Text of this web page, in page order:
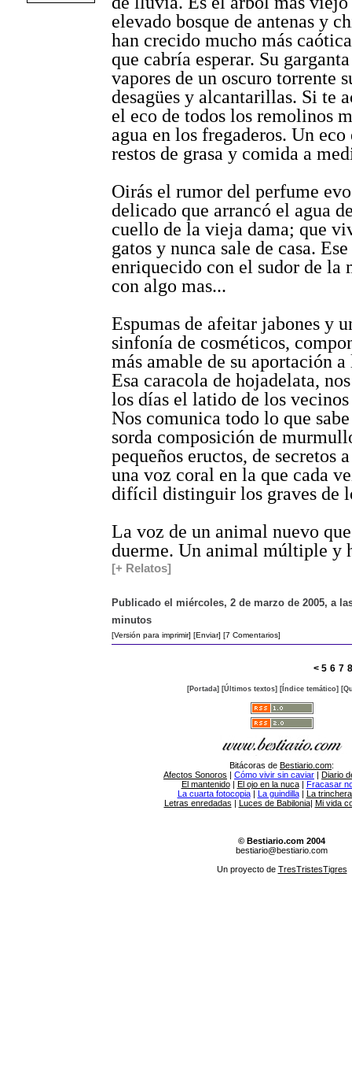
elevado bosque de antenas y
han crecido mucho más
que cabría esperar. Su
vapores de un oscuro torrente
desagües y alcantarillas. Si te
el eco de todos los remolinos
agua en los fregaderos. Un eco
restos de grasa y comida a
Oirás el rumor del perfume
delicado que arrancó el agua
cuello de la vieja dama; que
gatos y nunca sale de casa.
enriquecido con el sudor de la
con algo mas...
Espumas de afeitar jabones y
sinfonía de cosméticos,
más amable de su aportación
Esa caracola de hojadelata,
los días el latido de los vecinos
Nos comunica todo lo que
sorda composición de
pequeños eructos, de secretos
una voz coral en la que cada
difícil distinguir los graves de
La voz de un animal nuevo
duerme. Un animal múltiple y
[+ Relatos]
Publicado el miércoles, 2 de marzo de 2005, a
minutos
[Versión para imprimir] [Enviar] [7 Comentarios]
< 5 6 7 8
[Portada] [Últimos textos] [Índice temático]
Bitácoras de Bestiario.com:
Afectos Sonoros | Cómo vivir sin caviar | Diario
El mantenido| El ojo en la nuca| Fracasar
La cuarta fotocopia| La guindilla| La
Letras enredadas | Luces de Babilonia| Mi vida
© Bestiario.com 2004
bestiario@bestiario.com
Un proyecto de TresTristesTigres